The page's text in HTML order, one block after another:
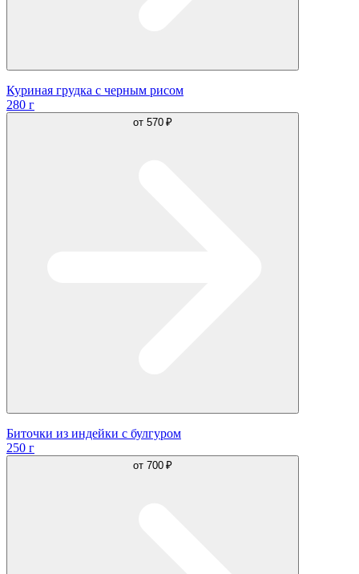
Куриная грудка с черным рисом
280 г
от 570 ₽
Биточки из индейки с булгуром
250 г
от 700 ₽